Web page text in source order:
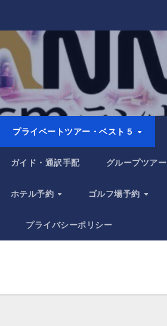
プライベートツアー・ベスト５
ガイド・通訳手配 グループツアー
ホテル予約 ゴルフ場予約
プライバシーポリシー